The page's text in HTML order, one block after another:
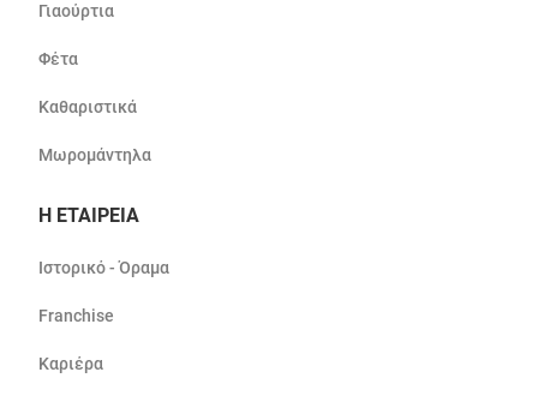
Γιαούρτια
Φέτα
Καθαριστικά
Μωρομάντηλα
Η ΕΤΑΙΡΕΙΑ
Ιστορικό - Όραμα
Franchise
Καριέρα